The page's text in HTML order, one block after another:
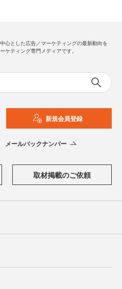
心とした広告／マーケティングの最新動向を
ケティング専門メディアです。
新規会員登録
メールバックナンバー
取材掲載のご依頼